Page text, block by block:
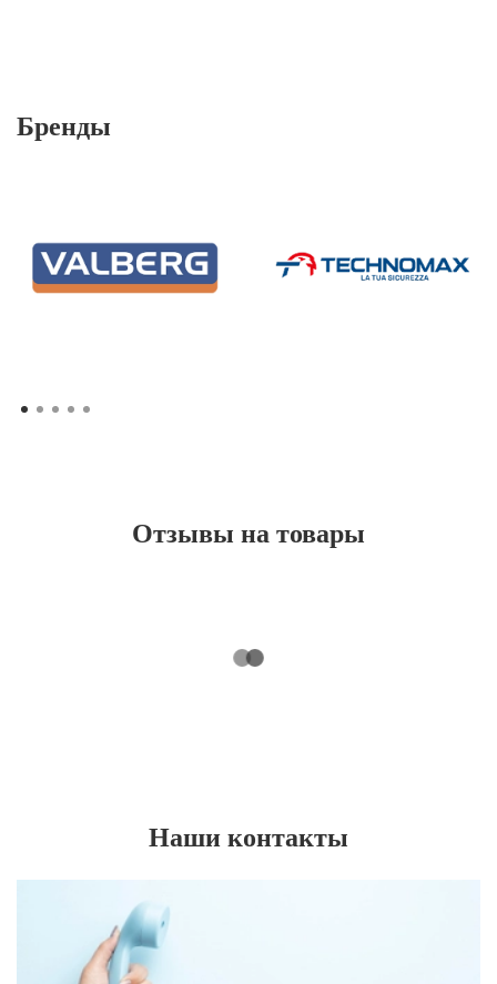
Бренды
Отзывы на товары
Наши контакты